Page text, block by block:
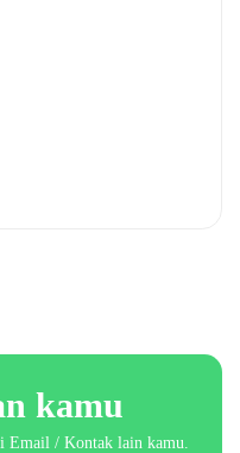
kamu
Email / Kontak lain kamu.